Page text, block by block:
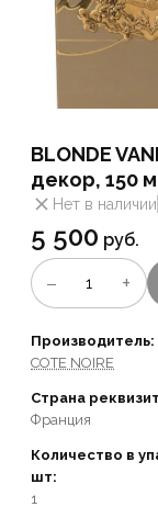
BLONDE
декор, 150
Нет в наличии
5 500 руб.
− 1 +
Производитель:
COTE NOIRE
Страна
Франция
Количество в
шт:
1